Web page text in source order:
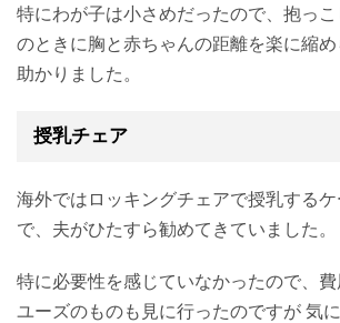
特にわが子は小さめだったので、抱っ
のときに胸と赤ちゃんの距離を楽に縮
助かりました。
授乳チェア
海外ではロッキングチェアで授乳するケ
で、夫がひたすら勧めてきていました。
特に必要性を感じていなかったので、費
ユーズのものも見に行ったのですが 気